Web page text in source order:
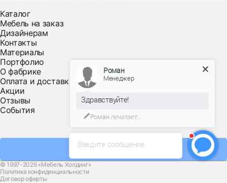
Каталог
Мебель на заказ
Дизайнерам
Контакты
Материалы
Портфолио
О фабрике
Оплата и доставка
Акции
Отзывы
События
Заказать звонок
© 1997-2026 «Мебель Холдинг»
Политика конфиденциальности
Договор оферты
Введите сообщение
Роман
Менеджер
Здравствуйте!
Романпечатает...